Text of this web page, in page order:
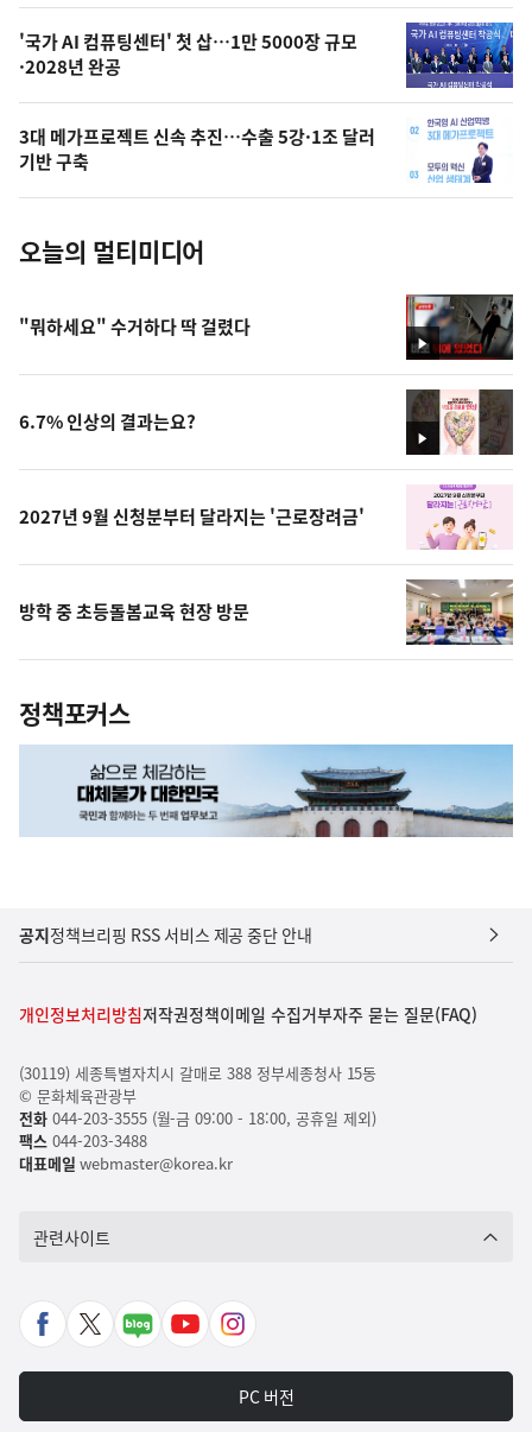
오
의
사
진
'국가 AI 컴퓨팅센터' 첫 삽…1만 5000장 규모
·2028년 완공
3대 메가프로젝트 신속 추진…수출 5강·1조 달러
기반 구축
오늘의 멀티미디어
영
상
"뭐하세요" 수거하다 딱 걸렸다
영
상
6.7% 인상의 결과는요?
2027년 9월 신청분부터 달라지는 '근로장려금'
방학 중 초등돌봄교육 현장 방문
정책포커스
공지정책브리핑 RSS 서비스 제공 중단 안내
개인정보처리방침저작권정책이메일 수집거부자주 묻는 질문(FAQ)
(30119) 세종특별자치시 갈매로 388 정부세종청사 15동
© 문화체육관광부
전화044-203-3555 (월-금 09:00 - 18:00, 공휴일 제외)
팩스044-203-3488
대표메일 webmaster@korea.kr
관련사이트
페
북
X
가
네
포
유
바
인
타
그
PC 버전